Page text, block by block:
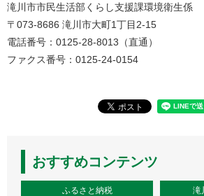
滝川市市民生活部くらし支援課環境衛生係
〒073-8686 滝川市大町1丁目2-15
電話番号：0125-28-8013（直通）
ファクス番号：0125-24-0154
おすすめコンテンツ
ふるさと納税 滝